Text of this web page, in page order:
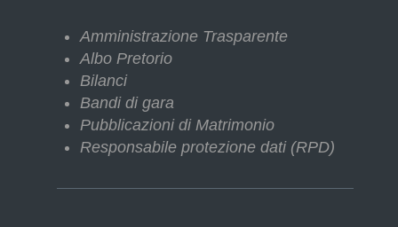
Amministrazione Trasparente
Albo Pretorio
Bilanci
Bandi di gara
Pubblicazioni di Matrimonio
Responsabile protezione dati (RPD)